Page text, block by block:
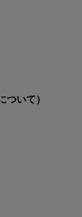
ついて）